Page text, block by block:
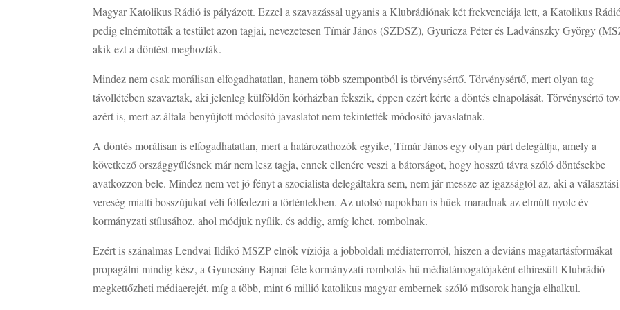
Magyar Katolikus Rádió is pályázott. Ezzel a szavazással ugyanis a Klubrádiónak két frekvenciája lett, a Katolikus
pedig elnémították a testület azon tagjai, nevezetesen Tímár János (SZDSZ), Gyuricza Péter és Ladvánszky György
akik ezt a döntést meghozták.
Mindez nem csak morálisan elfogadhatatlan, hanem több szempontból is törvénysértő. Törvénysértő, mert olyan tag
távollétében szavaztak, aki jelenleg külföldön kórházban fekszik, éppen ezért kérte a döntés elnapolását. Törvénysértő
azért is, mert az általa benyújtott módosító javaslatot nem tekintették módosító javaslatnak.
A döntés morálisan is elfogadhatatlan, mert a határozathozók egyike, Tímár János egy olyan párt delegáltja, amely a
következő országgyűlésnek már nem lesz tagja, ennek ellenére veszi a bátorságot, hogy hosszú távra szóló döntésekbe
avatkozzon bele. Mindez nem vet jó fényt a szocialista delegáltakra sem, nem jár messze az igazságtól az, aki a választási
vereség miatti bosszújukat véli fölfedezni a történtekben. Az utolsó napokban is hűek maradnak az elmúlt nyolc év
kormányzati stílusához, ahol módjuk nyílik, és addig, amíg lehet, rombolnak.
Ezért is szánalmas Lendvai Ildikó MSZP elnök víziója a jobboldali médiaterrorról, hiszen a deviáns magatartásformákat
propagálni mindig kész, a Gyurcsány-Bajnai-féle kormányzati rombolás hű médiatámogatójaként elhíresült Klubrádió
megkettőzheti médiaerejét, míg a több, mint 6 millió katolikus magyar embernek szóló műsorok hangja elhalkul.